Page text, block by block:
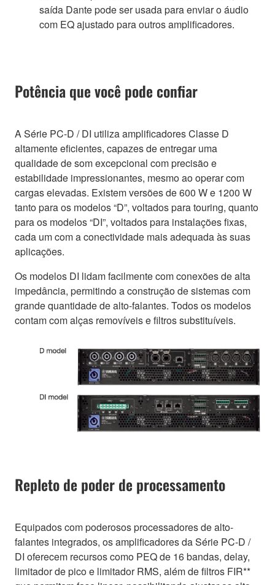
saída Dante pode ser usada para enviar o áudio
com EQ ajustado para outros amplificadores.
Potência que você pode confiar
A Série PC-D / DI utiliza amplificadores Classe D
altamente eficientes, capazes de entregar uma
qualidade de som excepcional com precisão e
estabilidade impressionantes, mesmo ao operar com
cargas elevadas. Existem versões de 600 W e 1200 W
tanto para os modelos “D”, voltados para touring, quanto
para os modelos “DI”, voltados para instalações fixas,
cada um com a conectividade mais adequada às suas
aplicações.
Os modelos DI lidam facilmente com conexões de alta
impedância, permitindo a construção de sistemas com
grande quantidade de alto-falantes. Todos os modelos
contam com alças removíveis e filtros substituíveis.
Repleto de poder de processamento
Equipados com poderosos processadores de alto-
falantes integrados, os amplificadores da Série PC-D /
DI oferecem recursos como PEQ de 16 bandas, delay,
limitador de pico e limitador RMS, além de filtros FIR**